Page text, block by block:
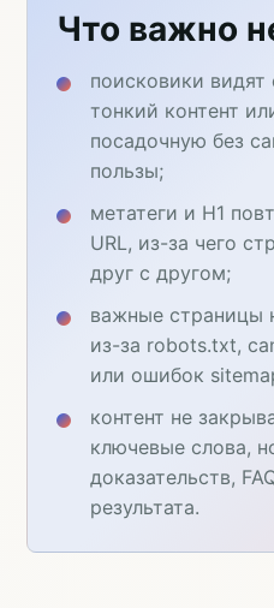
Что важно
поисковики видят
тонкий контент
посадочную без
пользы;
метатеги и H1
URL, из-за чего
друг с другом;
важные страницы
из-за robots.txt,
или ошибок
контент не
ключевые слова,
доказательств,
результата.